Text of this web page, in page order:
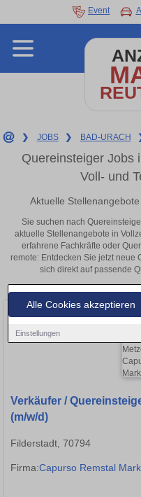
Alle Cookies akzeptieren
Einstellungen
Event
❯ JOBS ❯ BAD-URACH
Quereinsteiger Jobs
Voll- und
Aktuelle
Sie suchen nach
aktuelle Stellenangebote in
erfahrene Fachkräfte oder
remote: Entdecken Sie jetzt neue
sich direkt auf passende
Verkäufer /
(m/w/d)
Filderstadt, 70794
Firma:Capurso Remstal